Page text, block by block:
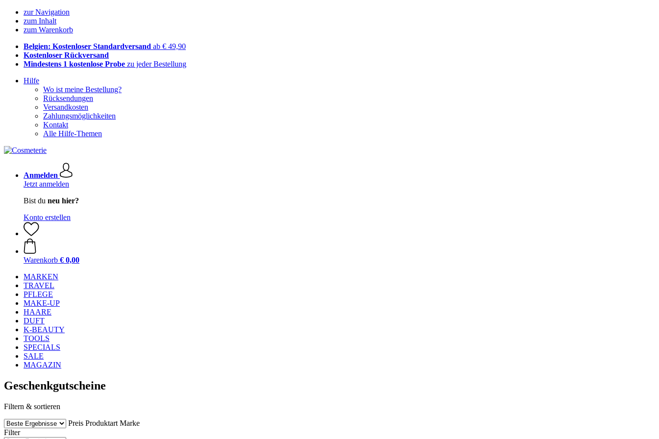
zur Navigation
zum Inhalt
zum Warenkorb
Belgien: Kostenloser Standardversand ab € 49,90
Kostenloser Rückversand
Mindestens 1 kostenlose Probe zu jeder Bestellung
Hilfe
Wo ist meine Bestellung?
Rücksendungen
Versandkosten
Zahlungsmöglichkeiten
Kontakt
Alle Hilfe-Themen
Anmelden
Jetzt anmelden
Bist du neu hier?
Konto erstellen
Warenkorb € 0,00
MARKEN
TRAVEL
PFLEGE
MAKE-UP
HAARE
DUFT
K-BEAUTY
TOOLS
SPECIALS
SALE
MAGAZIN
Geschenkgutscheine
Filtern & sortieren
Preis Produktart Marke
Filter